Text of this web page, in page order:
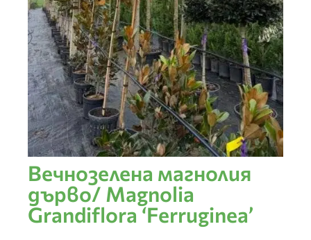
Вечнозелена магнолия
дърво/ Magnolia
Grandiflora ‘Ferruginea’